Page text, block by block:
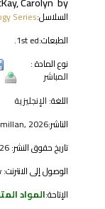
السلاسل:Series
الطبعات:1st ed.
نوع المادة :
المباشر
اللغة: الإنجليزية
الناشر:2026
تاريخ حقوق النشر:
الوصول إلى الانترنت:
الإتاحة:المواد